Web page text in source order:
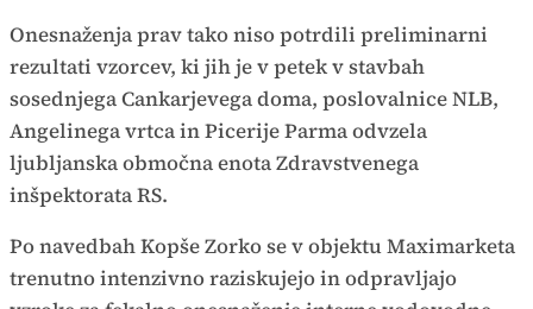
Onesnaženja prav tako niso potrdili preliminarni
rezultati vzorcev, ki jih je v petek v stavbah
sosednjega Cankarjevega doma, poslovalnice NLB,
Angelinega vrtca in Picerije Parma odvzela
ljubljanska območna enota Zdravstvenega
inšpektorata RS.
Po navedbah Kopše Zorko se v objektu Maximarketa
trenutno intenzivno raziskujejo in odpravljajo